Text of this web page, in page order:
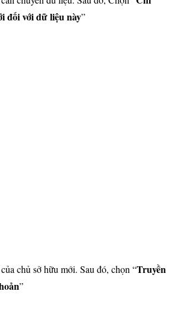
đối với dữ liệu này”
chủ sở hữu mới. Sau đó, chọn “Truyền
”